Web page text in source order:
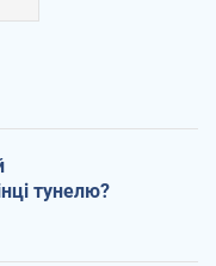
тунелю?